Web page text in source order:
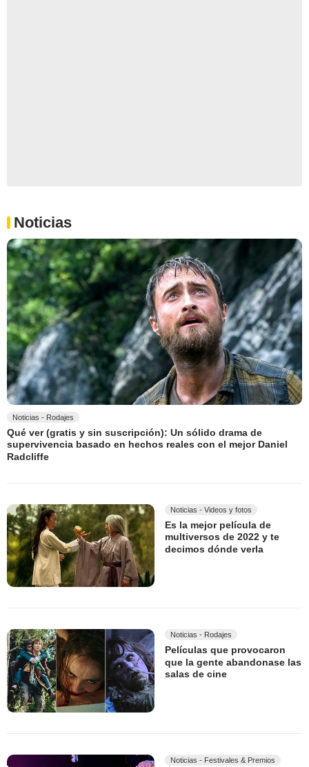
Noticias
Noticias - Rodajes
Qué ver (gratis y sin suscripción): Un sólido drama de
supervivencia basado en hechos reales con el mejor Daniel
Radcliffe
Noticias - Videos y fotos
Es la mejor película de
multiversos de 2022 y te
decimos dónde verla
Noticias - Rodajes
Películas que provocaron
que la gente abandonase las
salas de cine
Noticias - Festivales & Premios